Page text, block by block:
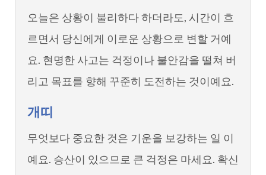
오늘은 상황이 불리하다 하더라도, 시간이 흐
르면서 당신에게 이로운 상황으로 변할 거예
요. 현명한 사고는 걱정이나 불안감을 떨쳐 버
리고 목표를 향해 꾸준히 도전하는 것이예요.
개띠
무엇보다 중요한 것은 기운을 보강하는 일 이
예요. 승산이 있으므로 큰 걱정은 마세요. 확신